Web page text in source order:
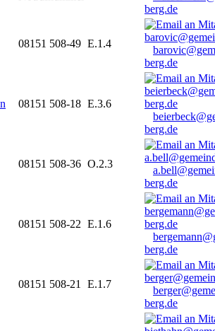
berg.de
08151 508-49 E.1.4
berg.de
08151 508-18 E.3.6
berg.de
08151 508-36 O.2.3
berg.de
08151 508-22 E.1.6
berg.de
08151 508-21 E.1.7
berg.de